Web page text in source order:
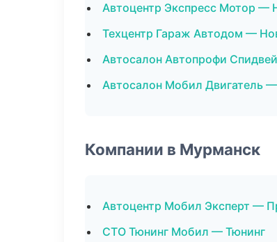
Автоцентр Экспресс Мотор —
Техцентр Гараж Автодом —
Автосалон Автопрофи
Автосалон Мобил Двигатель
Компании в Мурманск
Автоцентр Мобил Эксперт —
СТО Тюнинг Мобил — Тюнинг